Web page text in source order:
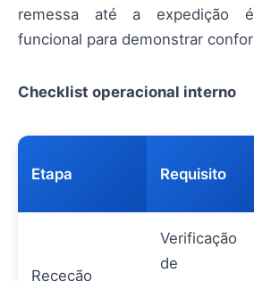
remessa até a expedição
funcional para demonstrar
Checklist operacional interno
Etapa Requisito
Receção
Verificação
de